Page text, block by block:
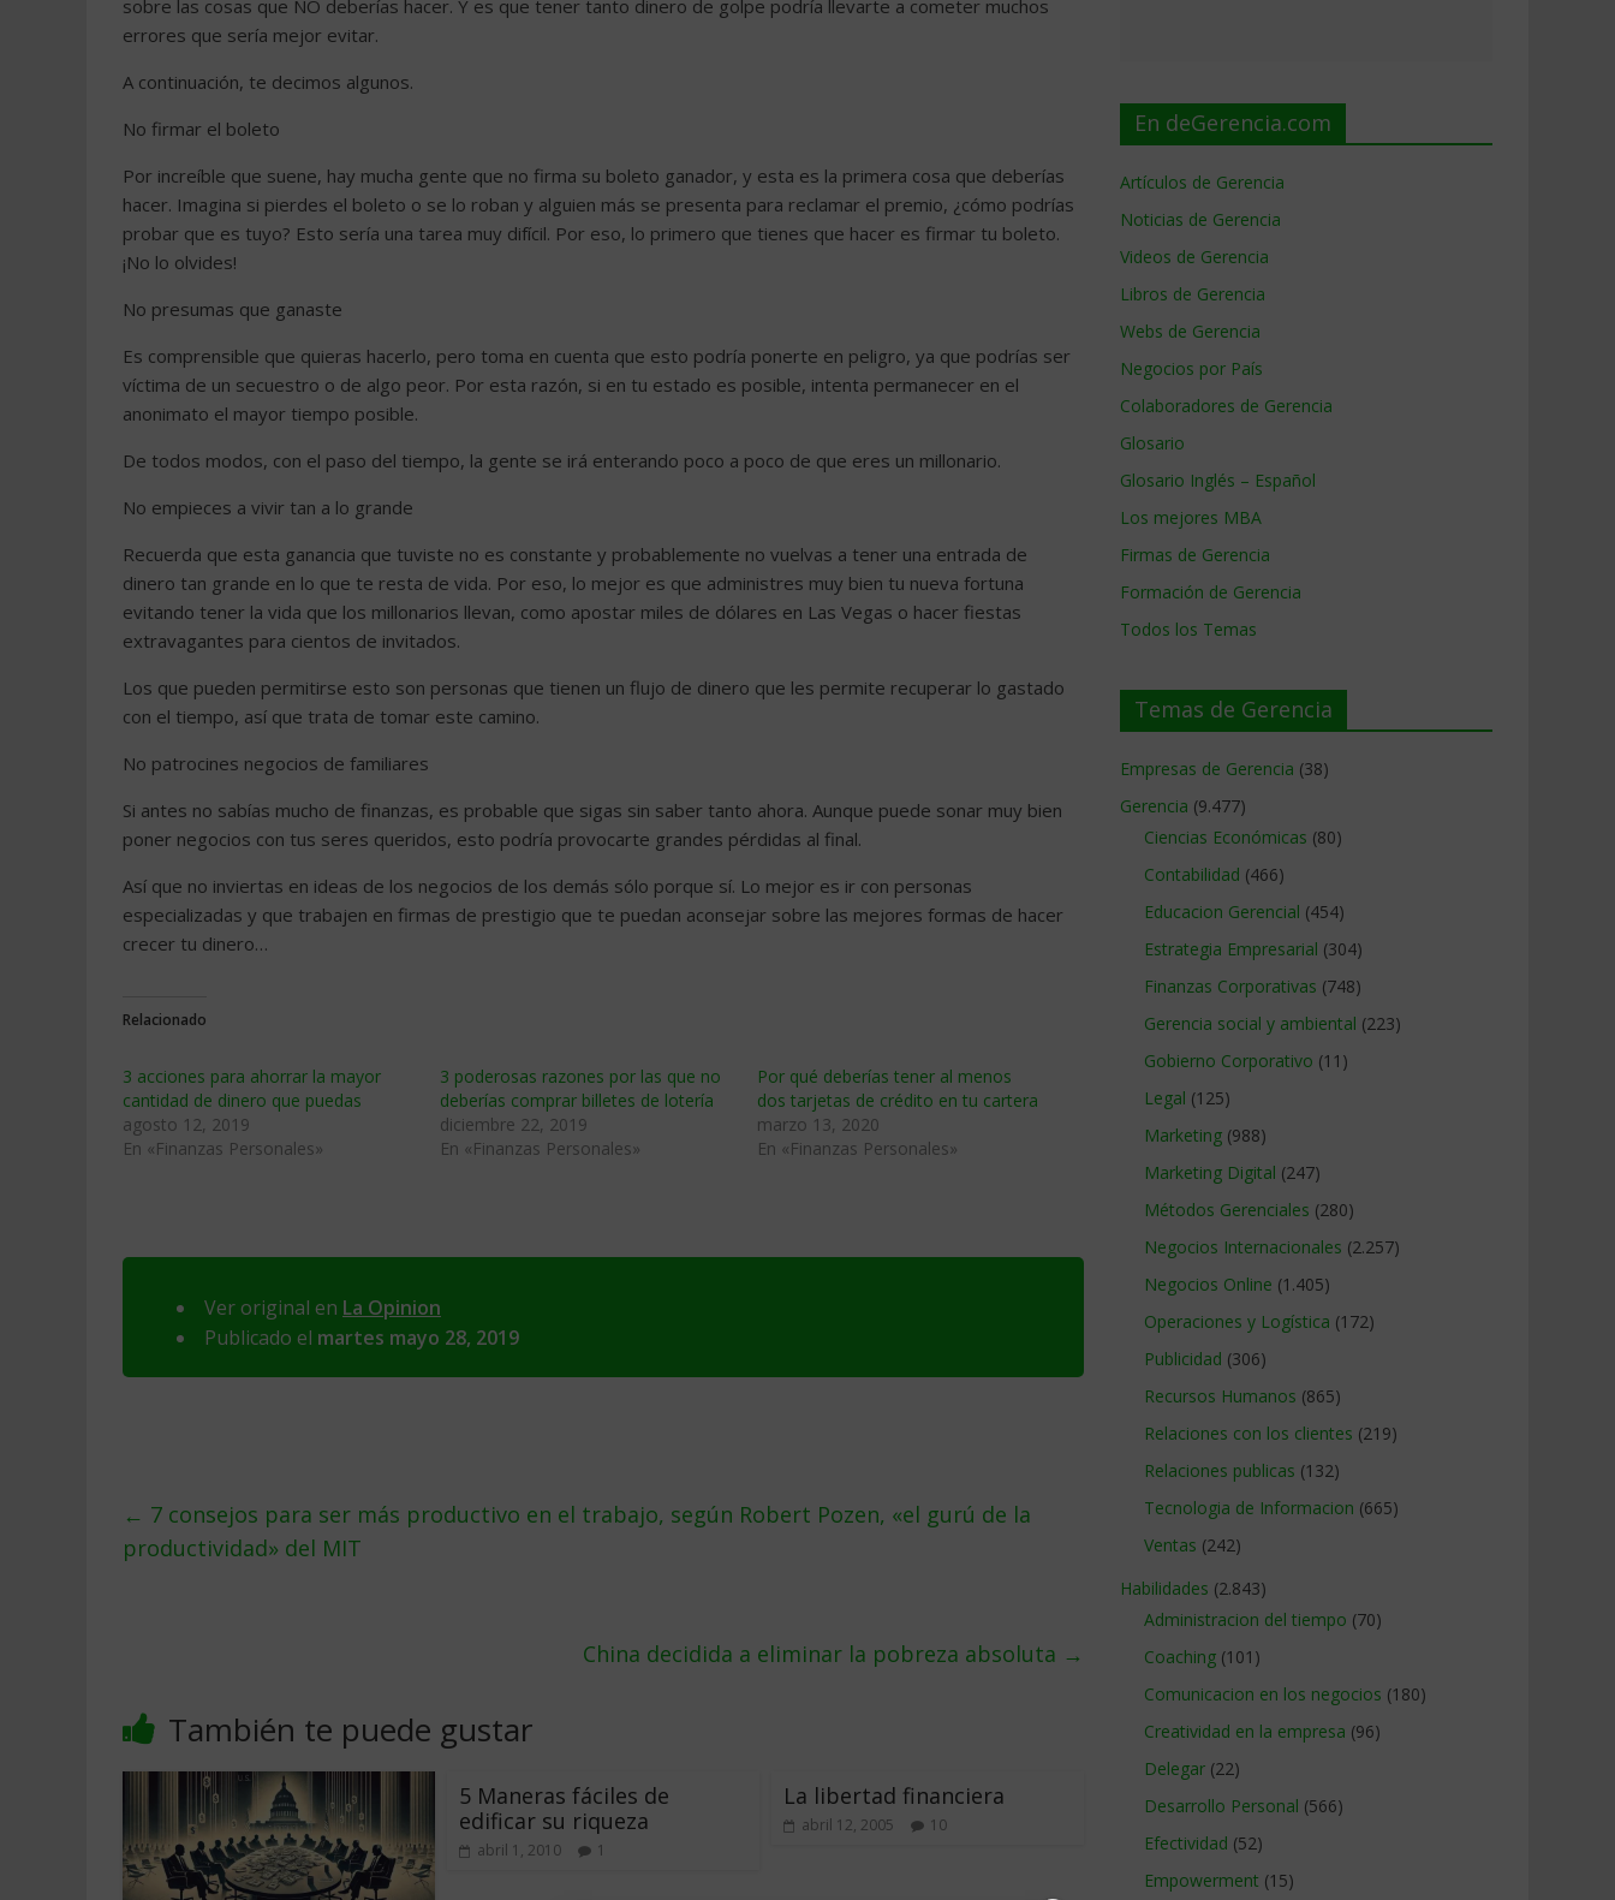
sobre las cosas que NO deberías hacer. Y es que tener tanto dinero de golpe podría llevarte a cometer muchos
errores que sería mejor evitar.
A continuación, te decimos algunos.
No firmar el boleto
Por increíble que suene, hay mucha gente que no firma su boleto ganador, y esta es la primera cosa que deberías
hacer. Imagina si pierdes el boleto o se lo roban y alguien más se presenta para reclamar el premio, ¿cómo podrías
probar que es tuyo? Esto sería una tarea muy difícil. Por eso, lo primero que tienes que hacer es firmar tu boleto.
¡No lo olvides!
No presumas que ganaste
Es comprensible que quieras hacerlo, pero toma en cuenta que esto podría ponerte en peligro, ya que podrías ser
víctima de un secuestro o de algo peor. Por esta razón, si en tu estado es posible, intenta permanecer en el
anonimato el mayor tiempo posible.
De todos modos, con el paso del tiempo, la gente se irá enterando poco a poco de que eres un millonario.
No empieces a vivir tan a lo grande
Recuerda que esta ganancia que tuviste no es constante y probablemente no vuelvas a tener una entrada de
dinero tan grande en lo que te resta de vida. Por eso, lo mejor es que administres muy bien tu nueva fortuna
evitando tener la vida que los millonarios llevan, como apostar miles de dólares en Las Vegas o hacer fiestas
extravagantes para cientos de invitados.
Los que pueden permitirse esto son personas que tienen un flujo de dinero que les permite recuperar lo gastado
con el tiempo, así que trata de tomar este camino.
No patrocines negocios de familiares
Si antes no sabías mucho de finanzas, es probable que sigas sin saber tanto ahora. Aunque puede sonar muy bien
poner negocios con tus seres queridos, esto podría provocarte grandes pérdidas al final.
Así que no inviertas en ideas de los negocios de los demás sólo porque sí. Lo mejor es ir con personas
especializadas y que trabajen en firmas de prestigio que te puedan aconsejar sobre las mejores formas de hacer
crecer tu dinero…
Relacionado
3 acciones para ahorrar la mayor
cantidad de dinero que puedas
agosto 12, 2019
En «Finanzas Personales»
3 poderosas razones por las que no
deberías comprar billetes de lotería
diciembre 22, 2019
En «Finanzas Personales»
Por qué deberías tener al menos
dos tarjetas de crédito en tu cartera
marzo 13, 2020
En «Finanzas Personales»
Ver original en La Opinion
Publicado el martes mayo 28, 2019
← 7 consejos para ser más productivo en el trabajo, según Robert Pozen, «el gurú de la
productividad» del MIT
China decidida a eliminar la pobreza absoluta →
También te puede gustar
5 Maneras fáciles de
edificar su riqueza
abril 1, 2010 1
La libertad financiera
abril 12, 2005 10
En deGerencia.com
Artículos de Gerencia
Noticias de Gerencia
Videos de Gerencia
Libros de Gerencia
Webs de Gerencia
Negocios por País
Colaboradores de Gerencia
Glosario
Glosario Inglés – Español
Los mejores MBA
Firmas de Gerencia
Formación de Gerencia
Todos los Temas
Temas de Gerencia
Empresas de Gerencia (38)
Gerencia (9.477)
Ciencias Económicas (80)
Contabilidad (466)
Educacion Gerencial (454)
Estrategia Empresarial (304)
Finanzas Corporativas (748)
Gerencia social y ambiental (223)
Gobierno Corporativo (11)
Legal (125)
Marketing (988)
Marketing Digital (247)
Métodos Gerenciales (280)
Negocios Internacionales (2.257)
Negocios Online (1.405)
Operaciones y Logística (172)
Publicidad (306)
Recursos Humanos (865)
Relaciones con los clientes (219)
Relaciones publicas (132)
Tecnologia de Informacion (665)
Ventas (242)
Habilidades (2.843)
Administracion del tiempo (70)
Coaching (101)
Comunicacion en los negocios (180)
Creatividad en la empresa (96)
Delegar (22)
Desarrollo Personal (566)
Efectividad (52)
Empowerment (15)